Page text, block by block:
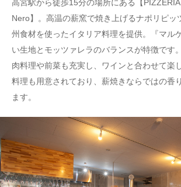
高宮駅から徒歩15分の場所にある【
Nero】。高温の薪窯で焼き上げるナポリピッ
州食材を使ったイタリア料理を提供。『マル
い生地とモッツァレラのバランスが特徴です
肉料理や前菜も充実し、ワインと合わせて楽
料理も用意されており、薪焼きならではの香
ます。